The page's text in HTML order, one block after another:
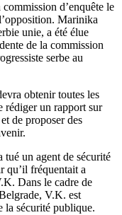
d’enquête le
Marinika
unie, a été élue
de la commission
serbe au
obtenir toutes les
rédiger un rapport sur
de proposer des
un agent de sécurité
qu’il fréquentait a
Dans le cadre de
V.K. est
la sécurité publique.